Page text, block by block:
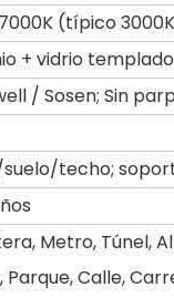
(típico
+ vidrio
/ Sosen; Sin
techo;
Metro, Túnel,
Parque, Calle,